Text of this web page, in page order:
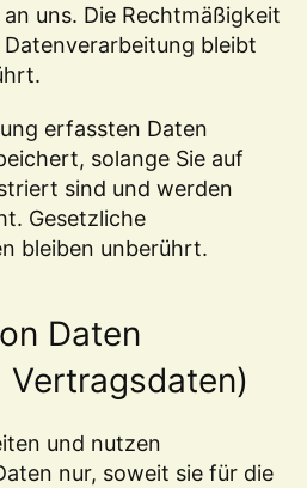
uns. Die Rechtmäßigkeit
bleibt
erfassten Daten
solange Sie auf
sind und werden
Gesetzliche
bleiben unberührt.
Daten
Vertragsdaten)
und nutzen
nur, soweit sie für die